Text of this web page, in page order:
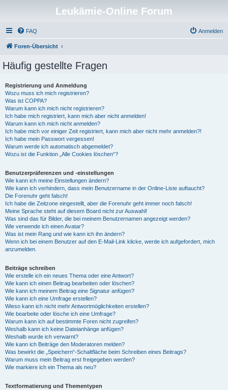
Leukämie-Online Forum
FAQ Anmelden
Foren-Übersicht
Häufig gestellte Fragen
Registrierung und Anmeldung
Wozu muss ich mich registrieren?
Was ist COPPA?
Warum kann ich mich nicht registrieren?
Ich habe mich registriert, kann mich aber nicht anmelden!
Warum kann ich mich nicht anmelden?
Ich habe mich vor einiger Zeit registriert, kann mich aber nicht mehr anmelden?!
Ich habe mein Passwort vergessen!
Warum werde ich automatisch abgemeldet?
Wozu ist die Funktion „Alle Cookies löschen“?
Benutzerpräferenzen und -einstellungen
Wie kann ich meine Einstellungen ändern?
Wie kann ich verhindern, dass mein Benutzername in der Online-Liste auftaucht?
Die Forenuhr geht falsch!
Ich habe die Zeitzone eingestellt, aber die Forenuhr geht immer noch falsch!
Meine Sprache steht auf diesem Board nicht zur Auswahl!
Was sind das für Bilder, die bei meinem Benutzernamen angezeigt werden?
Wie verwende ich einen Avatar?
Was ist mein Rang und wie kann ich ihn ändern?
Wenn ich bei einem Benutzer auf den E-Mail-Link klicke, werde ich aufgefordert, mich
anzumelden.
Beiträge schreiben
Wie erstelle ich ein neues Thema oder eine Antwort?
Wie kann ich einen Beitrag bearbeiten oder löschen?
Wie kann ich meinem Beitrag eine Signatur anfügen?
Wie kann ich eine Umfrage erstellen?
Wieso kann ich nicht mehr Antwortmöglichkeiten erstellen?
Wie bearbeite oder lösche ich eine Umfrage?
Warum kann ich auf bestimmte Foren nicht zugreifen?
Weshalb kann ich keine Dateianhänge anfügen?
Weshalb wurde ich verwarnt?
Wie kann ich Beiträge den Moderatoren melden?
Was bewirkt die „Speichern“-Schaltfläche beim Schreiben eines Beitrags?
Warum muss mein Beitrag erst freigegeben werden?
Wie markiere ich ein Thema als neu?
Textformatierung und Thementypen